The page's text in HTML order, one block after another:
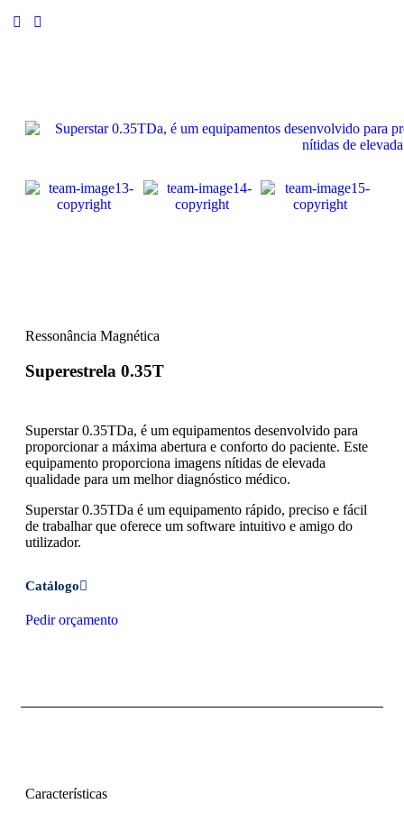
Ressonância Magnética
Superestrela 0.35T
Superstar 0.35TDa, é um equipamentos desenvolvido para
proporcionar a máxima abertura e conforto do paciente. Este
equipamento proporciona imagens nítidas de elevada
qualidade para um melhor diagnóstico médico.
Superstar 0.35TDa é um equipamento rápido, preciso e fácil
de trabalhar que oferece um software intuitivo e amigo do
utilizador.
Catálogo
Pedir orçamento
Características